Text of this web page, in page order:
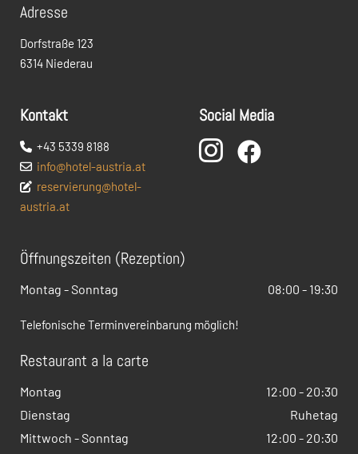
Adresse
Dorfstraße 123
6314 Niederau
Kontakt
 +43 5339 8188
 info@hotel-austria.at
 reservierung@hotel-
austria.at
Social Media
 
Öffnungszeiten (Rezeption)
Montag - Sonntag 08:00 - 19:30
Telefonische Terminvereinbarung möglich!
Restaurant a la carte
Montag
12:00 - 20:30
Dienstag
Ruhetag
Mittwoch - Sonntag
12:00 - 20:30